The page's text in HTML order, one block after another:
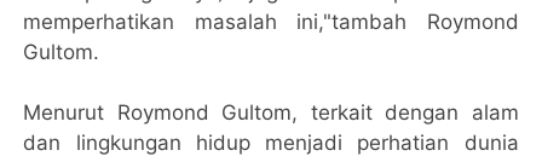
memperhatikan masalah ini,"tambah Roymond
Gultom.
Menurut Roymond Gultom, terkait dengan alam
dan lingkungan hidup menjadi perhatian dunia